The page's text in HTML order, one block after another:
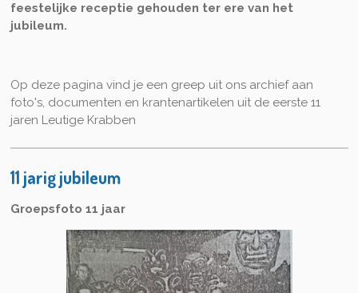
feestelijke receptie gehouden ter ere van het
jubileum.
Op deze pagina vind je een greep uit ons archief aan
foto's, documenten en krantenartikelen uit de eerste 11
jaren Leutige Krabben
11 jarig jubileum
Groepsfoto 11 jaar